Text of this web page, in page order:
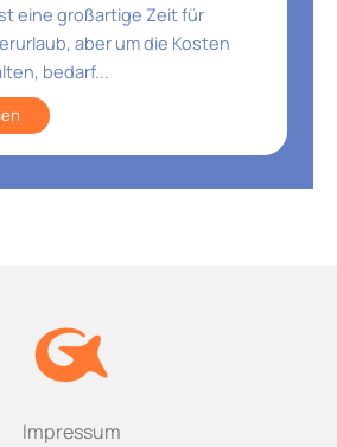
eine großartige Zeit für
aber um die Kosten
bedarf...
Impressum